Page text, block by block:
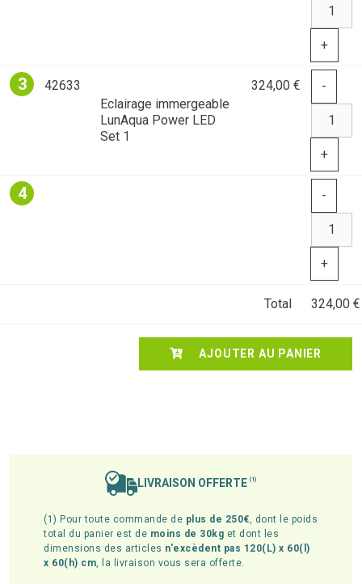
+
3
42633
Eclairage immergeable
LunAqua Power LED
Set 1
324,00 € -
+
4 -
+
Total 324,00 €
AJOUTER AU PANIER
LIVRAISON OFFERTE (1)
(1) Pour toute commande de plus de 250€, dont le poids
total du panier est de moins de 30kg et dont les
dimensions des articles n'excèdent pas 120(L) x 60(l)
x 60(h) cm, la livraison vous sera offerte.